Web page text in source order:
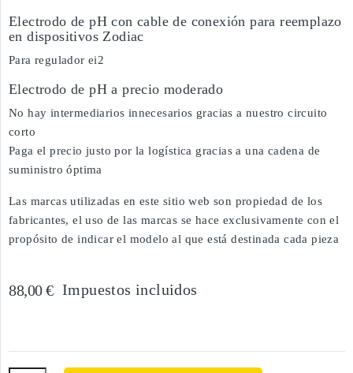
Electrodo de pH con cable de conexión para reemplazo
en dispositivos Zodiac
Para regulador ei2
Electrodo de pH a precio moderado
No hay intermediarios innecesarios gracias a nuestro circuito
corto
Paga el precio justo por la logística gracias a una cadena de
suministro óptima
Las marcas utilizadas en este sitio web son propiedad de los
fabricantes, el uso de las marcas se hace exclusivamente con el
propósito de indicar el modelo al que está destinada cada pieza
88,00 € Impuestos incluidos